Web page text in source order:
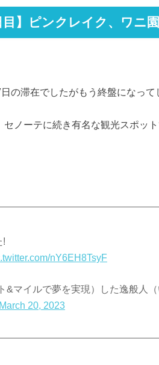
】ピンクレイク、ワニ
の滞在でしたがもう終盤になって
ノーテに続き有名な観光スポッ
!
nY6EH8TsyF
&マイルで夢を実現）した逸般人
March 20, 2023